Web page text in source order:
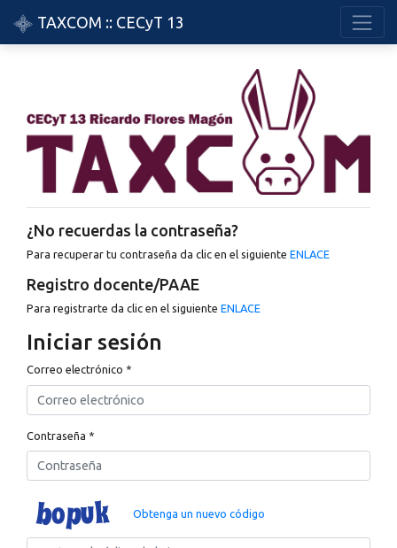
TAXCOM :: CECyT 13
¿No recuerdas la contraseña?
Para recuperar tu contraseña da clic en el siguiente ENLACE
Registro docente/PAAE
Para registrarte da clic en el siguiente ENLACE
Iniciar sesión
Correo electrónico *
Contraseña *
Obtenga un nuevo código